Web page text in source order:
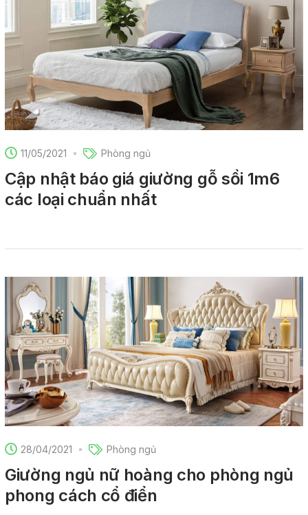
11/05/2021 Phòng ngủ
Cập nhật báo giá giường gỗ sồi 1m6
các loại chuẩn nhất
28/04/2021 Phòng ngủ
Giường ngủ nữ hoàng cho phòng ngủ
phong cách cổ điển